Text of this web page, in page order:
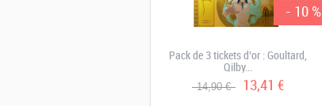
- 10 %
Pack de 3 tickets d’or : Goultard,
Qilby...
14,90 € 13,41 €